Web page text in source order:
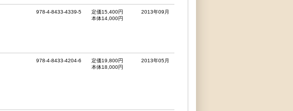
978-4-8433-4339-5
定価15,400円
本体14,000円
2013年09月
978-4-8433-4204-6
定価19,800円
本体18,000円
2013年05月